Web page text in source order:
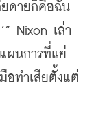
ยดายก็คือฉัน
’” Nixon เล่า
ผนการที่แย่
อทำเสียตั้งแต่